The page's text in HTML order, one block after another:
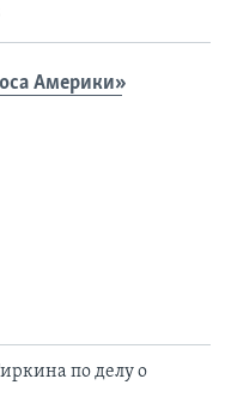
Америки»
по делу о